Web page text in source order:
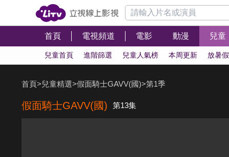
首頁 電視頻道 電影 動漫 兒童
兒童首頁 進階篩選 兒童人氣榜 本周更新 放暑假
首頁>兒童精選>假面騎士GAVV(國)>第1季
假面騎士GAVV(國) 第13集